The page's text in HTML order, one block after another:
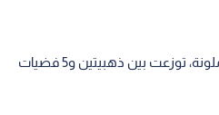
كان للفريق الوطني حصيلة متميزة من الميداليات، إذ توج بمجموع 9 ميداليات ملونة، توزعت بين ذهبيتين و5 فضيات